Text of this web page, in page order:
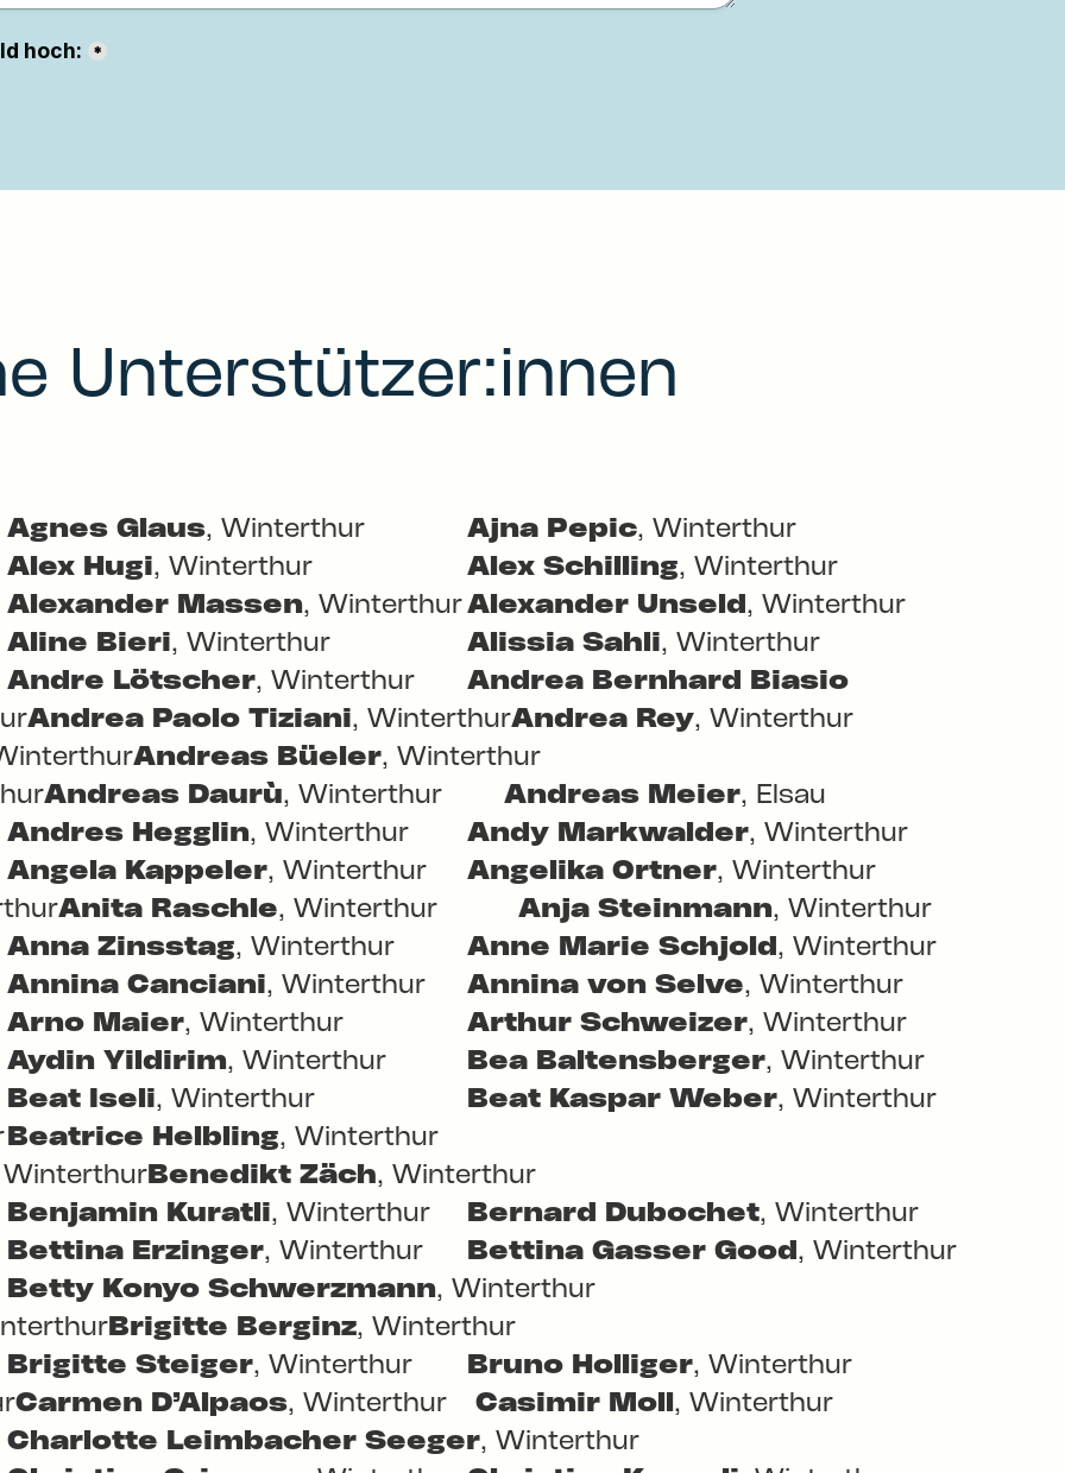
Unterstützer:innen
Agnes Glaus, Winterthur Ajna Pepic, Winterthur
Alex Hugi, Winterthur Alex Schilling, Winterthur
Alexander Massen, Winterthur Alexander Unseld , Winterthur
Aline Bieri, Winterthur Alissia Sahli, Winterthur
Andre Lötscher, Winterthur
Andrea Bernhard Biasio
Andrea Paolo Tiziani, WinterthurAndrea Rey, Winterthur
Andreas Büeler, Winterthur
Andreas Daurù, Winterthur Andreas Meier, Elsau
Andres Hegglin, Winterthur Andy Markwalder, Winterthur
Angela Kappeler, Winterthur Angelika Ortner, Winterthur
Anita Raschle, Winterthur Anja Steinmann, Winterthur
Anna Zinsstag, Winterthur Anne Marie Schjold , Winterthur
Annina Canciani, Winterthur Annina von Selve, Winterthur
Arno Maier, Winterthur Arthur Schweizer, Winterthur
Aydin Yildirim, Winterthur Bea Baltensberger, Winterthur
Beat Iseli, Winterthur Beat Kaspar Weber, Winterthur
Beatrice Helbling, Winterthur
Winterthur Benedikt Zäch, Winterthur
Benjamin Kuratli, Winterthur Bernard Dubochet, Winterthur
Bettina Erzinger, Winterthur Bettina Gasser Good , Winterthur
Betty Konyo Schwerzmann, Winterthur
Brigitte Berginz, Winterthur
Brigitte Steiger, Winterthur Bruno Holliger, Winterthur
Carmen D’Alpaos, Winterthur Casimir Moll , Winterthur
Charlotte Leimbacher Seeger, Winterthur